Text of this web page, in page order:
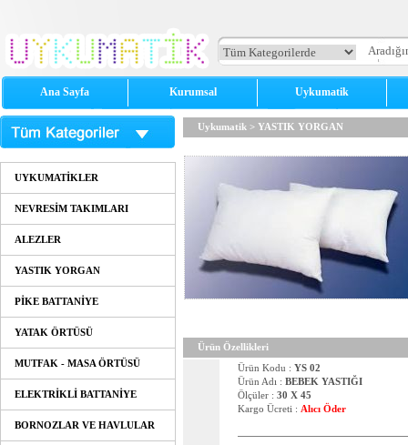
Ana Sayfa Kurumsal Uykumatik
UYKUMATİKLER
NEVRESİM TAKIMLARI
ALEZLER
YASTIK YORGAN
PİKE BATTANİYE
YATAK ÖRTÜSÜ
MUTFAK - MASA ÖRTÜSÜ
ELEKTRİKLİ BATTANİYE
BORNOZLAR VE HAVLULAR
Uykumatik > YASTIK YORGAN
Ürün Özellikleri
Ürün Kodu : YS 02
Ürün Adı : BEBEK YASTIĞI
Ölçüler : 30 X 45
Kargo Ücreti : Alıcı Öder